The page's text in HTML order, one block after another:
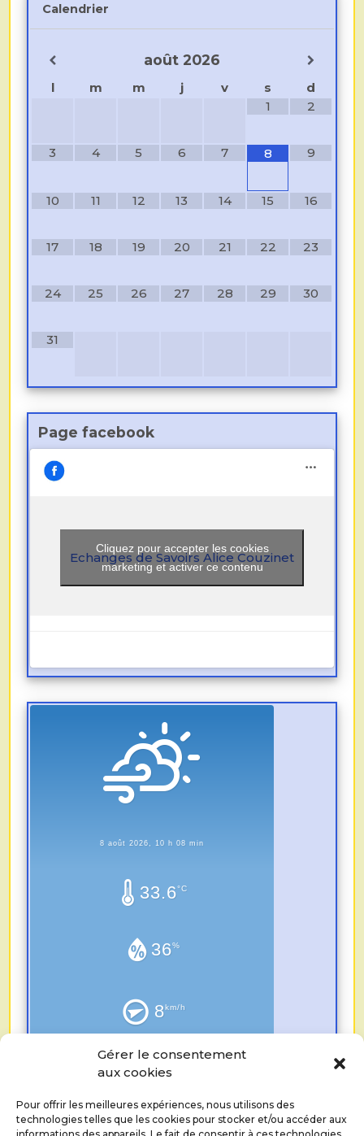
Gérer le consentement
aux cookies
Pour offrir les meilleures expériences, nous utilisons des
technologies telles que les cookies pour stocker et/ou accéder aux
Calendrier
août 2026
l m m j v s
d
1
2
3 4 5 6 7 8 9
10 11 12 13 14 15 16
17 18 19 20 21 22 23
24 25 26 27 28 29 30
31
Page facebook
Echanges de Savoirs Alice Couzinet
Cliquez pour accepter les cookies
marketing et activer ce contenu
8 août 2026, 10 h 08 min
33.6°C
36%
8km/h
0.0